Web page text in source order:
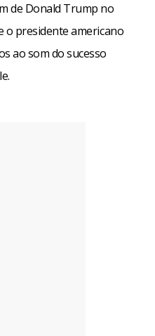
de Donald Trump no
o presidente americano
ao som do sucesso